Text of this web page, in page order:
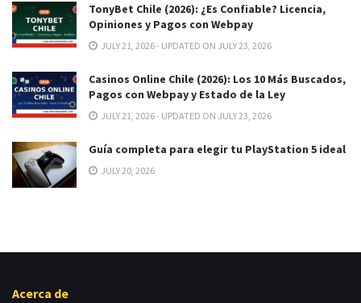
TonyBet Chile (2026): ¿Es Confiable? Licencia,
Opiniones y Pagos con Webpay
JULY 21, 2026 - UPDATED ON JULY 23, 2026
Casinos Online Chile (2026): Los 10 Más Buscados,
Pagos con Webpay y Estado de la Ley
JULY 21, 2026 - UPDATED ON JULY 23, 2026
Guía completa para elegir tu PlayStation 5 ideal
JULY 20, 2026
Acerca de